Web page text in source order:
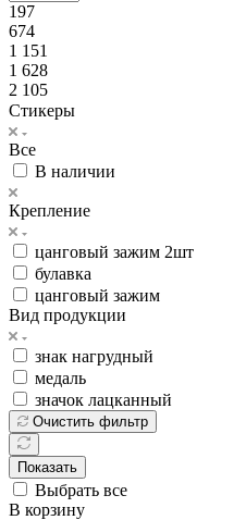
197
674
1 151
1 628
2 105
Стикеры
Все
В наличии
Крепление
цанговый зажим 2шт
булавка
цанговый зажим
Вид продукции
знак нагрудный
медаль
значок лацканный
Очистить фильтр
Показать
Выбрать все
В корзину